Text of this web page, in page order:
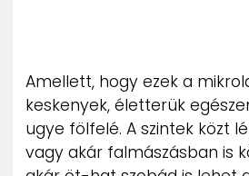
Amellett, hogy ezek a
keskenyek, életterük
ugye fölfelé. A szintek közt
vagy akár falmászásban is